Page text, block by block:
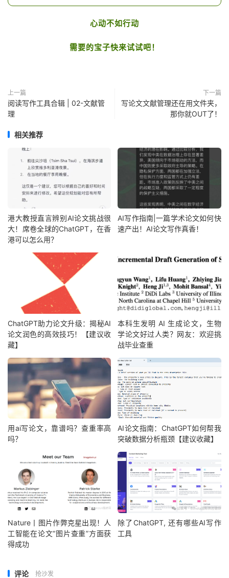
心动不如行动
需要的宝子快来试试吧！
上一篇
阅读写作工具合辑 | 02-文献管
理
下一篇
写论文文献管理还在用文件夹，
那你就OUT了！
相关推荐
港大教授直言辨别AI论文挑战很
大！席卷全球的ChatGPT，在香
港可以怎么用？
AI写作指南|一篇学术论文如何快
速产出！AI论文写作真香！
ChatGPT助力论文升级：揭秘AI
论文润色的高效技巧！【建议收
藏】
本科生发明 AI 生成论文，生物
学论文好过人类？网友：欢迎挑
战毕业查重
用ai写论文，靠谱吗？查重率高
吗？
AI论文指南：ChatGPT如何帮我
突破数据分析瓶颈【建议收藏】
Nature丨图片作弊克星出现！人
工智能在论文“图片查重”方面获
得成功
除了ChatGPT, 还有哪些AI写作
工具
评论 抢沙发